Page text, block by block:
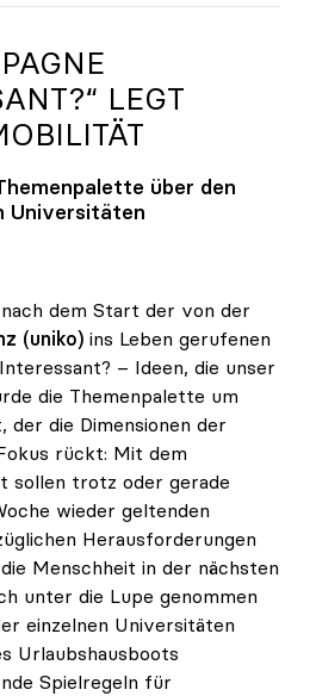
LEGT
über den
Universitäten
dem Start der von der
(uniko) ins Leben gerufenen
– Ideen, die unser
die Themenpalette um
die Dimensionen der
rückt: Mit dem
sollen trotz oder gerade
wieder geltenden
Herausforderungen
Menschheit in der nächsten
unter die Lupe genommen
einzelnen Universitäten
Urlaubshausboots
Spielregeln für